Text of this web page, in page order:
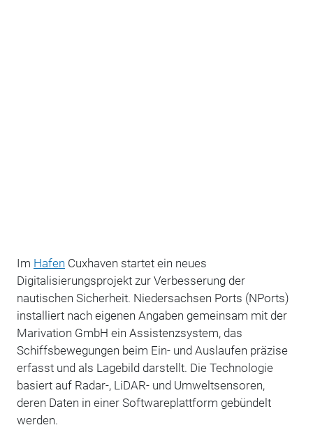
Im Hafen Cuxhaven startet ein neues
Digitalisierungsprojekt zur Verbesserung der
nautischen Sicherheit. Niedersachsen Ports (NPorts)
installiert nach eigenen Angaben gemeinsam mit der
Marivation GmbH ein Assistenzsystem, das
Schiffsbewegungen beim Ein- und Auslaufen präzise
erfasst und als Lagebild darstellt. Die Technologie
basiert auf Radar-, LiDAR- und Umweltsensoren,
deren Daten in einer Softwareplattform gebündelt
werden.